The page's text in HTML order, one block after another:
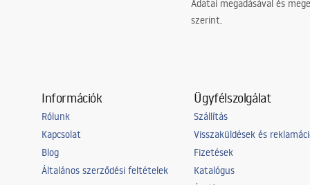
Adatai megadásával és
szerint.
Információk
Rólunk
Kapcsolat
Blog
Általános szerződési feltételek
Ügyfélszolgálat
Szállítás
Visszaküldések és
Fizetések
Katalógus